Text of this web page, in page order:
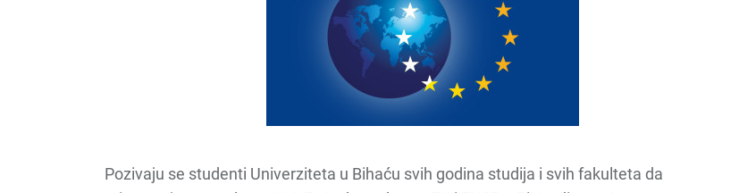
Pozivaju se studenti Univerziteta u Bihaću svih godina studija i svih fakulteta da